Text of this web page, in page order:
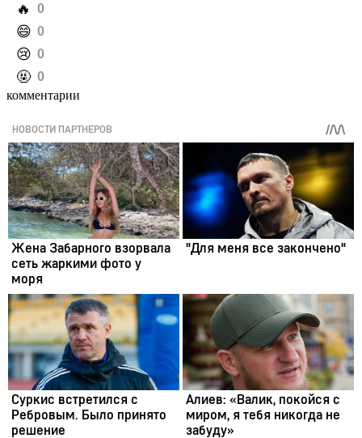
️🔥 0
️😄 0
️😢 0
️🤬 0
комментарии